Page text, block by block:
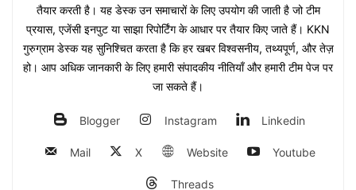
तैयार करती है। यह डेस्क उन समाचारों के लिए उपयोग की जाती है जो टीम
प्रयास, एजेंसी इनपुट या साझा रिपोर्टिंग के आधार पर तैयार किए जाते हैं। KKN
गुरुग्राम डेस्क यह सुनिश्चित करता है कि हर खबर विश्वसनीय, तथ्यपूर्ण, और तेज़
हो। आप अधिक जानकारी के लिए हमारी संपादकीय नीतियाँ और हमारी टीम पेज पर
जा सकते हैं।
Blogger Instagram Linkedin
Mail X Website Youtube
Threads